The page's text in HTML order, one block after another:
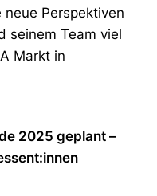
Perspektiven
seinem Team viel
Markt in
2025 geplant –